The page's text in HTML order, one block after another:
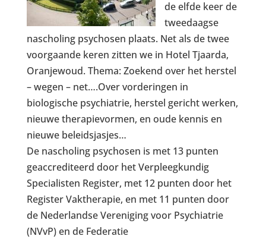
de elfde keer de
tweedaagse
nascholing psychosen plaats. Net als de twee
voorgaande keren zitten we in Hotel Tjaarda,
Oranjewoud. Thema: Zoekend over het herstel
– wegen – net….Over vorderingen in
biologische psychiatrie, herstel gericht werken,
nieuwe therapievormen, en oude kennis en
nieuwe beleidsjasjes…
De nascholing psychosen is met 13 punten
geaccrediteerd door het Verpleegkundig
Specialisten Register, met 12 punten door het
Register Vaktherapie, en met 11 punten door
de Nederlandse Vereniging voor Psychiatrie
(NVvP) en de Federatie